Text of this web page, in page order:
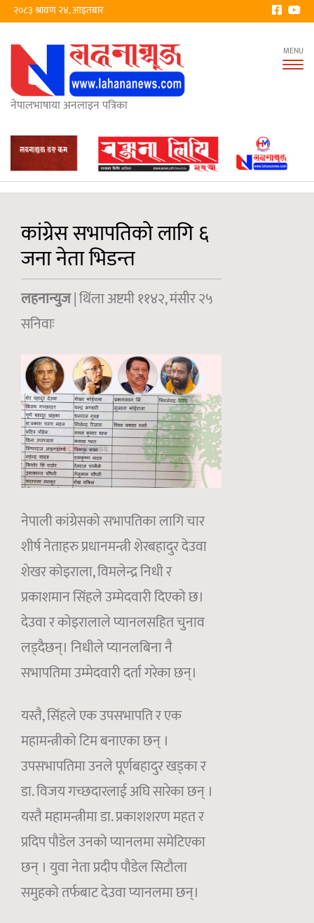
२०८३ श्रावण २४, आइतबार
नेपालभाषाया अनलाइन पत्रिका
कांग्रेस सभापतिको लागि ६
जना नेता भिडन्त
लहनान्युज| थिंला अष्टमी ११४२, मंसीर २५
सनिवाः
नेपाली कांग्रेसको सभापतिका लागि चार
शीर्ष नेताहरु प्रधानमन्त्री शेरबहादुर देउवा
शेखर कोइराला, विमलेन्द्र निधी र
प्रकाशमान सिंहले उम्मेदवारी दिएको छ।
देउवा र कोइरालाले प्यानलसहित चुनाव
लड्दैछन्। निधीले प्यानलबिना नै
सभापतिमा उम्मेदवारी दर्ता गरेका छन्।
यस्तै, सिंहले एक उपसभापति र एक
महामन्त्रीको टिम बनाएका छन् ।
उपसभापतिमा उनले पूर्णबहादुर खड्का र
डा. विजय गच्छदारलाई अघि सारेका छन् ।
यस्तै महामन्त्रीमा डा. प्रकाशशरण महत र
प्रदिप पौडेल उनको प्यानलमा समेटिएका
छन् । युवा नेता प्रदीप पौडेल सिटौला
समुहको तर्फबाट देउवा प्यानलमा छन्।